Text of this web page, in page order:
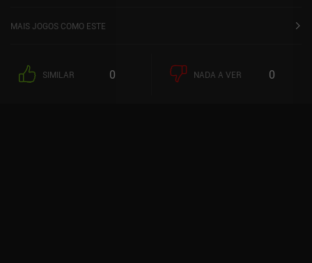
MAIS JOGOS COMO ESTE
SIMILAR 0 NADA A VER 0